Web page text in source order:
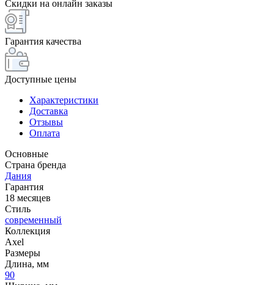
Скидки на онлайн заказы
Гарантия качества
Доступные цены
Характеристики
Доставка
Отзывы
Оплата
Основные
Страна бренда
Дания
Гарантия
18 месяцев
Стиль
современный
Коллекция
Axel
Размеры
Длина, мм
90